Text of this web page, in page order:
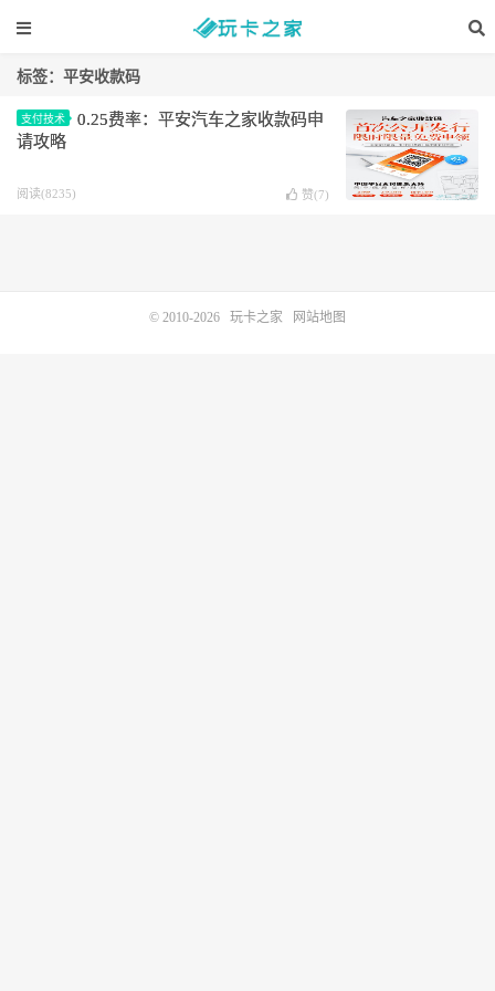
标签：平安收款码
支付技术
0.25费率：平安汽车之家收款码申
请攻略
阅读(8235) 赞(7)
© 2010-2026 玩卡之家 网站地图